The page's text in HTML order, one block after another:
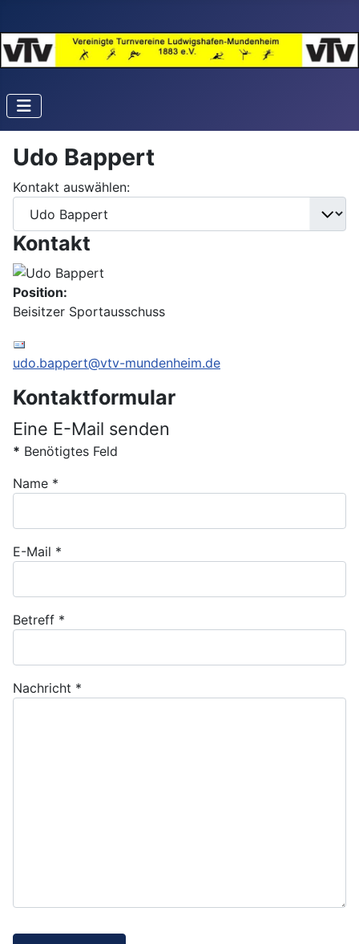
Udo Bappert
Kontakt auswählen:
Kontakt
Position:
Beisitzer Sportausschuss
udo.bappert@vtv-mundenheim.de
Kontaktformular
Eine E-Mail senden
* Benötigtes Feld
Name *
E-Mail *
Betreff *
Nachricht *